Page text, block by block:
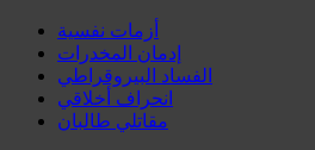
أزمات نفسية
إدمان المخدرات
الفساد البيروقراطي
انحراف أخلاقي
مقاتلي طالبان